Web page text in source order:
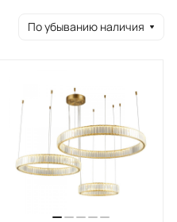
По убыванию наличия